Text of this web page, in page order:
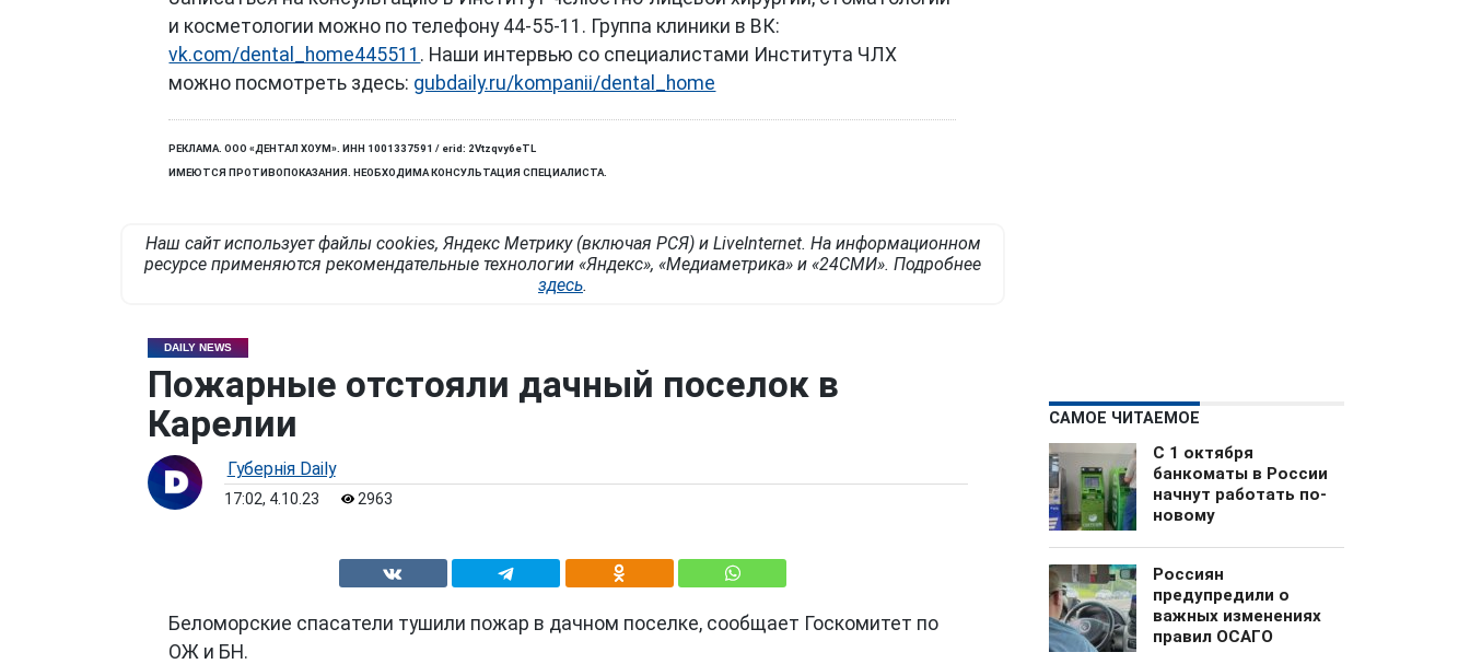
и косметологии можно по телефону 44-55-11. Группа клиники в ВК:
vk.com/dental_home445511 . Наши интервью со специалистами Института ЧЛХ
можно посмотреть здесь: gubdaily.ru/kompanii/dental_home
РЕКЛАМА. ООО «ДЕНТАЛ ХОУМ». ИНН 1001337591 / erid: 2Vtzqvy6eTL
ИМЕЮТСЯ ПРОТИВОПОКАЗАНИЯ. НЕОБХОДИМА КОНСУЛЬТАЦИЯ СПЕЦИАЛИСТА.
Наш сайт использует файлы cookies, Яндекс Метрику (включая РСЯ) и LiveInternet. На информационном
ресурсе применяются рекомендательные технологии «Яндекс», «Медиаметрика» и «24СМИ». Подробнее
здесь.
DAILY NEWS
Пожарные отстояли дачный поселок в
Карелии
Губернiя Daily
17:02, 4.10.23 2963
Беломорские спасатели тушили пожар в дачном поселке, сообщает Госкомитет по
ОЖ и БН.
САМОЕ ЧИТАЕМОЕ
С 1 октября
банкоматы в России
начнут работать по-
новому
Россиян
предупредили о
важных изменениях
правил ОСАГО